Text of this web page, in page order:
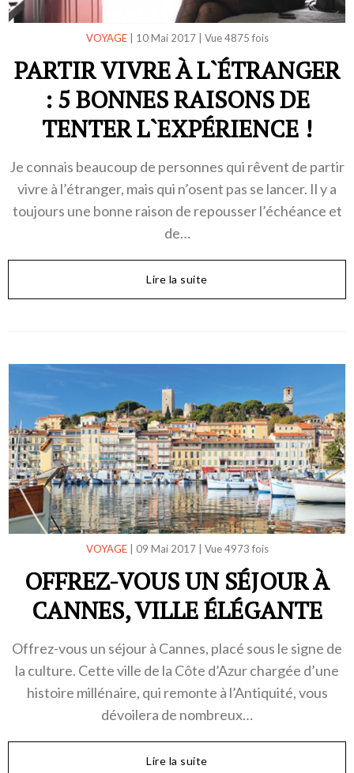
VOYAGE| 10 Mai 2017| Vue 4875 fois
PARTIR VIVRE À L`ÉTRANGER
: 5 BONNES RAISONS DE
TENTER L`EXPÉRIENCE !
Je connais beaucoup de personnes qui rêvent de partir
vivre à l’étranger, mais qui n’osent pas se lancer. Il y a
toujours une bonne raison de repousser l’échéance et
de…
Lire la suite
VOYAGE| 09 Mai 2017| Vue 4973 fois
OFFREZ-VOUS UN SÉJOUR À
CANNES, VILLE ÉLÉGANTE
Offrez-vous un séjour à Cannes, placé sous le signe de
la culture. Cette ville de la Côte d’Azur chargée d’une
histoire millénaire, qui remonte à l’Antiquité, vous
dévoilera de nombreux…
Lire la suite